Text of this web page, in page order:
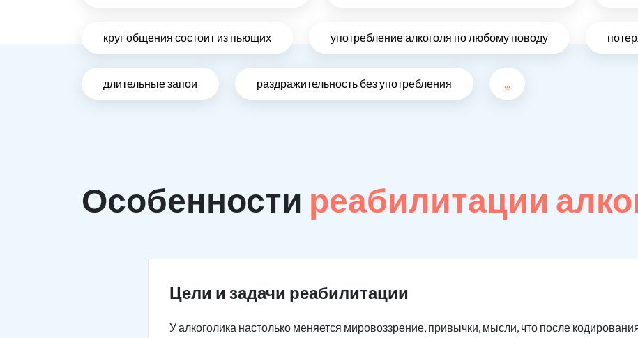
круг общения состоит из пьющих употребление алкоголя по любому поводу
длительные запои раздражительность без употребления ...
Особенности реабилитации
Цели и задачи реабилитации
У алкоголика настолько меняется мировоззрение, привычки, мысли, что после